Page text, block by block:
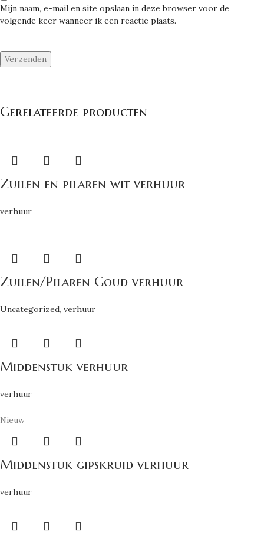
Mijn naam, e-mail en site opslaan in deze browser voor de
volgende keer wanneer ik een reactie plaats.
Gerelateerde producten
Zuilen en pilaren wit verhuur
verhuur
Zuilen/Pilaren Goud verhuur
Uncategorized, verhuur
Middenstuk verhuur
verhuur
Nieuw
Middenstuk gipskruid verhuur
verhuur